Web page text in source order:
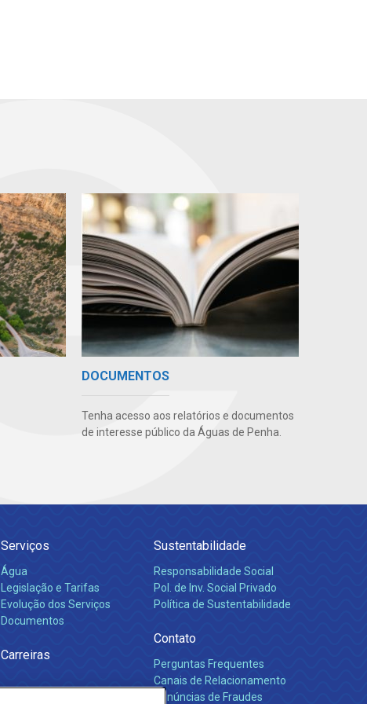
DOCUMENTOS
Tenha acesso aos relatórios e documentos
de interesse público da Águas de Penha.
Serviços
Água
Legislação e Tarifas
Evolução dos Serviços
Documentos
Carreiras
Sustentabilidade
Responsabilidade Social
Pol. de Inv. Social Privado
Política de Sustentabilidade
Contato
Perguntas Frequentes
Canais de Relacionamento
Denúncias de Fraudes